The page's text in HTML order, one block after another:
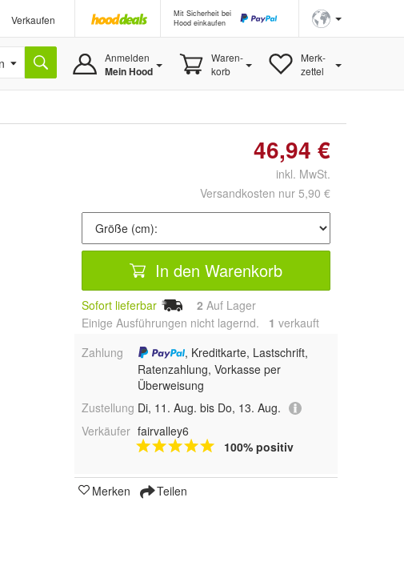
Verkaufen
Mit Sicherheit bei
Hood einkaufen
Anmelden
Mein Hood
Waren-
korb
Merk-
zettel
46,94 €
inkl. MwSt.
Versandkosten nur 5,90 €
In den Warenkorb
Sofort lieferbar 2 Auf Lager
Einige Ausführungen nicht lagernd. 1 verkauft
Zahlung
, Kreditkarte, Lastschrift,
Ratenzahlung, Vorkasse per
Überweisung
Zustellung Di, 11. Aug. bis Do, 13. Aug.
Verkäufer fairvalley6
100% positiv
Merken Teilen